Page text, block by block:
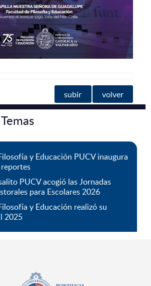
subir volver
y Educación PUCV inaugura
PUCV acogió las Jornadas
para Escolares 2026
y Educación realizó su
2025